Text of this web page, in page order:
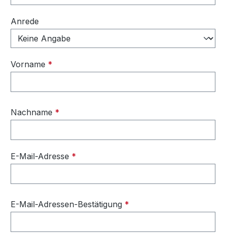
Anrede
Vorname *
Nachname *
E-Mail-Adresse *
E-Mail-Adressen-Bestätigung *